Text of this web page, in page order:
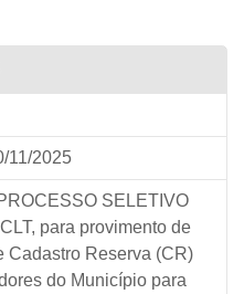
11/2025
SELETIVO
para provimento de
Cadastro Reserva (CR)
do Município para